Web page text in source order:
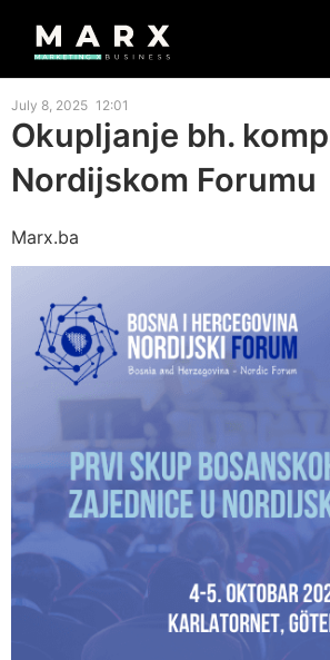
July 8, 2025 12:01
Okupljanje bh.
Nordijskom Forumu
Marx.ba